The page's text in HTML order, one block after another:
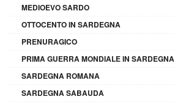
MEDIOEVO SARDO
OTTOCENTO IN SARDEGNA
PRENURAGICO
PRIMA GUERRA MONDIALE IN SARDEGNA
SARDEGNA ROMANA
SARDEGNA SABAUDA